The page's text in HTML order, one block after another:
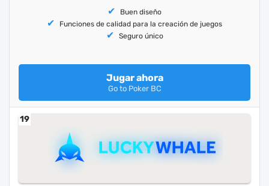
Buen diseño
Funciones de calidad para la creación de juegos
Seguro único
Jugar ahora
Go to Poker BC
19